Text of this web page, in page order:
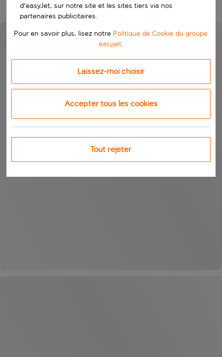
d'easyJet, sur notre site et les sites tiers via nos
partenaires publicitaires.
Pour en savoir plus, lisez notre Politique de Cookie du groupe
easyjet.
Laissez-moi choisir
Accepter tous les cookies
Tout rejeter